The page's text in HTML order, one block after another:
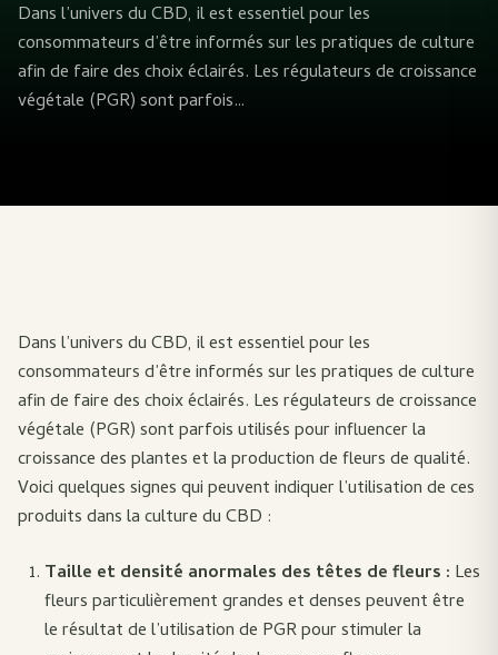
Dans l’univers du CBD, il est essentiel pour les
consommateurs d’être informés sur les pratiques de culture
afin de faire des choix éclairés. Les régulateurs de croissance
végétale (PGR) sont parfois…
Dans l’univers du CBD, il est essentiel pour les
consommateurs d’être informés sur les pratiques de culture
afin de faire des choix éclairés. Les régulateurs de croissance
végétale (PGR) sont parfois utilisés pour influencer la
croissance des plantes et la production de fleurs de qualité.
Voici quelques signes qui peuvent indiquer l’utilisation de ces
produits dans la culture du CBD :
Taille et densité anormales des têtes de fleurs : Les
fleurs particulièrement grandes et denses peuvent être
le résultat de l’utilisation de PGR pour stimuler la